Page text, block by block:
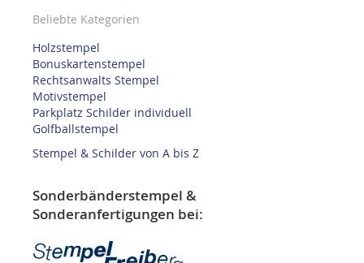
Beliebte Kategorien
Holzstempel
Bonuskartenstempel
Rechtsanwalts Stempel
Motivstempel
Parkplatz Schilder individuell
Golfballstempel
Stempel & Schilder von A bis Z
Sonderbänderstempel &
Sonderanfertigungen bei: